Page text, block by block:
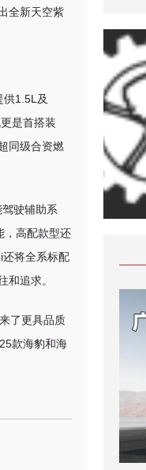
全新天空紫
1.5L及
是首搭装
同级合资燃
驶辅助系
，高配款型还
还将全系标配
和追求。
了更具品质
款海豹和海